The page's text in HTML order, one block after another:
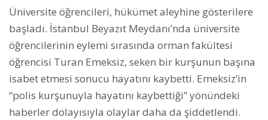
Üniversite öğrencileri, hükümet aleyhine gösterilere
başladı. İstanbul Beyazıt Meydanı’nda üniversite
öğrencilerinin eylemi sırasında orman fakültesi
öğrencisi Turan Emeksiz, seken bir kurşunun başına
isabet etmesi sonucu hayatını kaybetti. Emeksiz’in
“polis kurşunuyla hayatını kaybettiği” yönündeki
haberler dolayısıyla olaylar daha da şiddetlendi.